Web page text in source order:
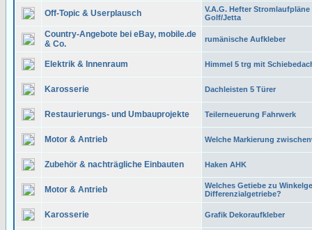
Off-Topic & Userplausch
V.A.G. Hefter Stromlaufpläne
Golf/Jetta
Country-Angebote bei eBay, mobile.de
& Co.
rumänische Aufkleber
Elektrik & Innenraum Himmel 5 trg mit
Karosserie Dachleisten 5 Türer
Restaurierungs- und Umbauprojekte Teilerneuerung Fahrwerk
Motor & Antrieb Welche Markierung
Zubehör & nachträgliche Einbauten Haken AHK
Motor & Antrieb
Welches Getiebe zu
Differenzialgetriebe?
Karosserie Grafik Dekoraufkleber